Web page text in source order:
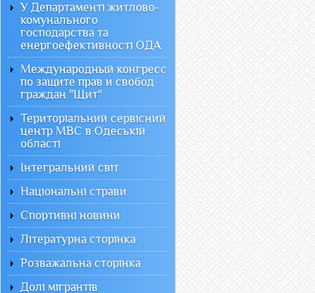
У Департаменті житлово-
комунального
господарства та
енергоефективності ОДА
Международный конгресс
по защите прав и свобод
граждан "Щит"
Територіальний сервісний
центр МВС в Одеській
області
Інтегральний світ
Національні страви
Спортивні новини
Літературна сторінка
Розважальна сторінка
Долі мігрантів